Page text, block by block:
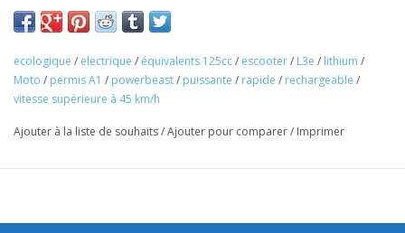
ecologique / electrique / équivalents 125cc/ escooter/ L3e / lithium /
Moto / permis A1 / powerbeast/ puissante / rapide / rechargeable /
vitesse supérieure à 45 km/h
Ajouter à la liste de souhaits/Ajouter pour comparer/ Imprimer